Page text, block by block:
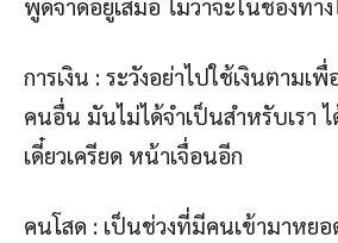
พูดจาดีอยู่เสมอ ไม่ว่าจะในช่องทา
การเงิน : ระวังอย่าไปใช้เงินตาม
คนอื่น มันไม่ได้จำเป็นสำหรับเรา ไ
เดี๋ยวเครียด หน้าเจื่อนอีก
คนโสด : เป็นช่วงที่มีคนเข้ามาหยอ